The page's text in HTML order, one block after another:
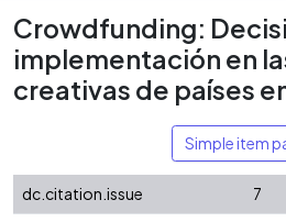
Crowdfunding:
implementación en
creativas de países
Simple item
dc.citation.issue
7